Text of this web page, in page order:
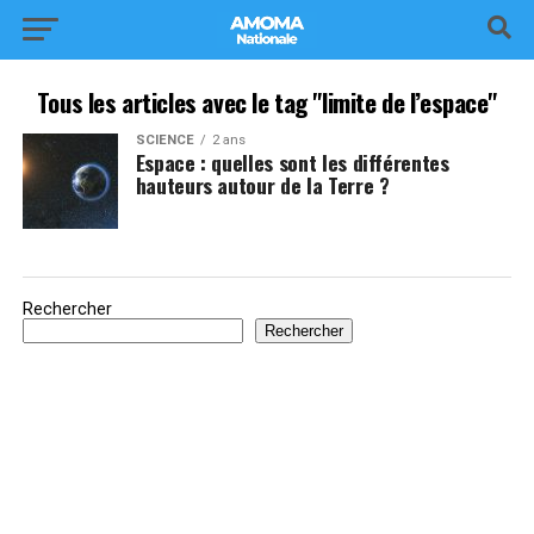
Tous les articles avec le tag "limite de l’espace"
SCIENCE 2 ans
Espace : quelles sont les différentes
hauteurs autour de la Terre ?
Rechercher
Rechercher